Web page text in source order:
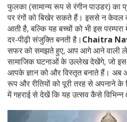
फुलका (सामान्य रूप से रंगीन पाउडर) का
पर रंगों को बिखेर सकते हैं। इससे न केवल
आती है, बल्कि यह बच्चों को भी इस
दर-पीढ़ी संजुक्ति बनती है। Chaitra
सफर को समझते हुए, आप आगे आने वाली
सामाजिक घटनाओं के उल्लेख देखेंगे, जो
आपके ज्ञान को और विस्तृत बनाते हैं। अब
रूप और रीतियों को पूरी तरह से अपनाने
में गहराई से देखें कि यह उत्सव कैसे विभिन्न